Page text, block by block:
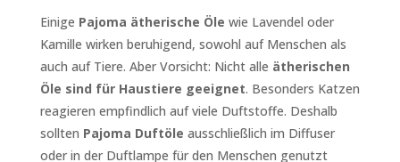
Einige Pajoma ätherische Öle wie Lavendel oder
Kamille wirken beruhigend, sowohl auf Menschen als
auch auf Tiere. Aber Vorsicht: Nicht alle ätherischen
Öle sind für Haustiere geeignet. Besonders Katzen
reagieren empfindlich auf viele Duftstoffe. Deshalb
sollten Pajoma Duftöle ausschließlich im Diffuser
oder in der Duftlampe für den Menschen genutzt